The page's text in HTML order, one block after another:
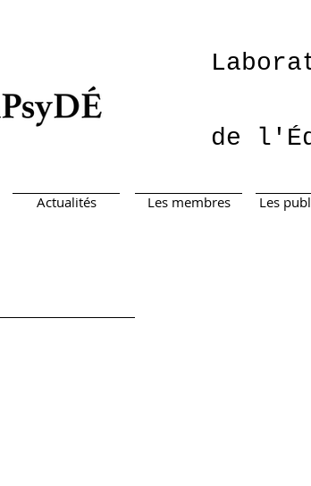
de
Les membres
Actualités Les